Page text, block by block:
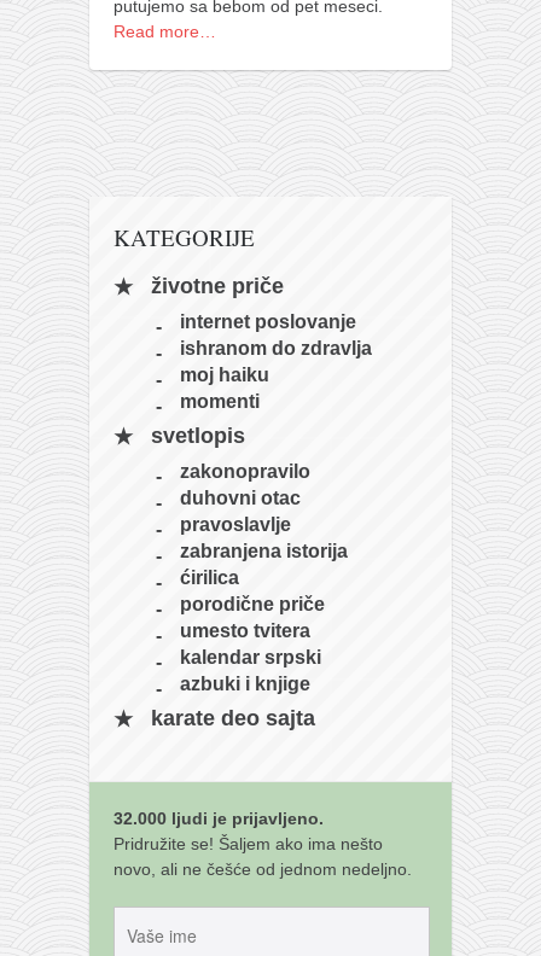
bubishi
kihon
naihanchi
kushanku
temashiwari
kobudo
nunchaku
sai
timbei rochin
tsunami dojo
snimci nastupa
galerija kluba
članarina
kontakt
termini treninga
moja priča
moja priča
fotke
putujemo sa bebom od pet meseci.
Read more…
KATEGORIJE
životne priče
internet poslovanje
ishranom do zdravlja
moj haiku
momenti
svetlopis
zakonopravilo
duhovni otac
pravoslavlje
zabranjena istorija
ćirilica
porodične priče
umesto tvitera
kalendar srpski
azbuki i knjige
karate deo sajta
32.000 ljudi je prijavljeno.
Pridružite se! Šaljem ako ima nešto
novo, ali ne češće od jednom nedeljno.